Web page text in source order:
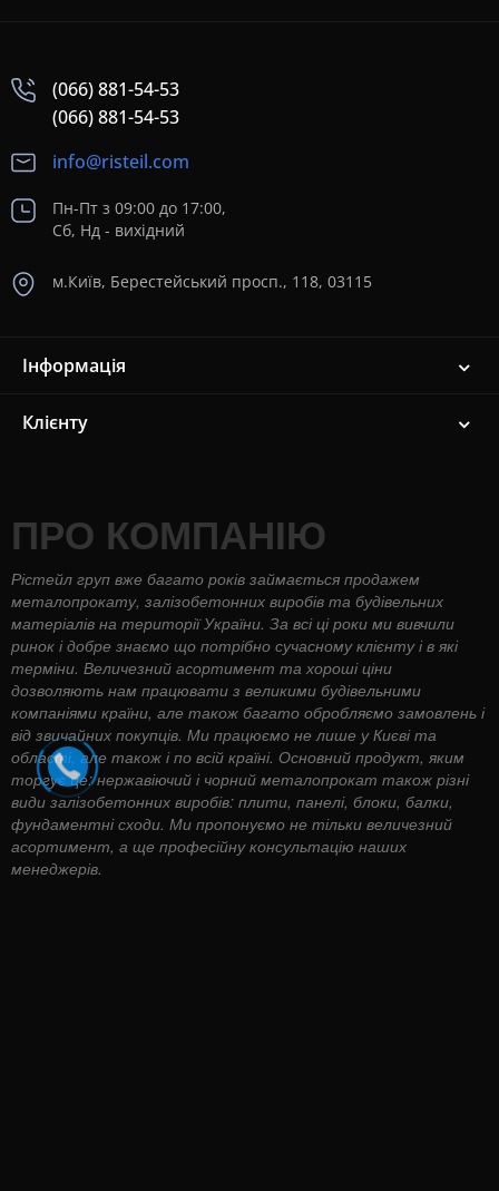
(066) 881-54-53
(066) 881-54-53
info@risteil.com
Пн-Пт з 09:00 до 17:00,
Сб, Нд - вихідний
м.Київ, Берестейський просп., 118, 03115
Інформація
Клієнту
ПРО КОМПАНІЮ
Рістейл груп вже багато років займається продажем
металопрокату, залізобетонних виробів та будівельних
матеріалів на території України. За всі ці роки ми вивчили
ринок і добре знаємо що потрібно сучасному клієнту і в які
терміни. Величезний асортимент та хороші ціни
дозволяють нам працювати з великими будівельними
компаніями країни, але також багато обробляємо замовлень і
від звичайних покупців. Ми працюємо не лише у Києві та
області, але також і по всій країні. Основний продукт, яким
торгує це: нержавіючий і чорний металопрокат також різні
види залізобетонних виробів: плити, панелі, блоки, балки,
фундаментні сходи. Ми пропонуємо не тільки величезний
асортимент, а ще професійну консультацію наших
менеджерів.